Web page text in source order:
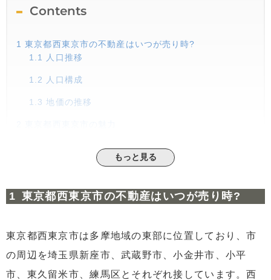
Contents
1 東京都西東京市の不動産はいつが売り時?
1.1
人口推移
1.2 人口構成
1.3 地価の推移
お買い物が便利
2.4シニアにも優しい環境
3東京都西東京市の今後の動向
まとめ
もっと見る
東京都西東京市の不動産はいつが売り時?
東京都西東京市は多摩地域の東部に位置しており、市
の周辺を埼玉県新座市、武蔵野市、小金井市、小平
市、東久留米市、練馬区とそれぞれ接しています。西